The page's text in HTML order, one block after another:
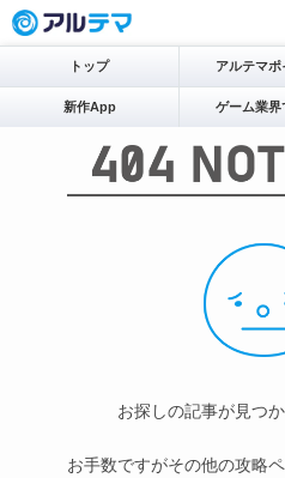
トップ アルテマポ
新作App ゲーム業界
お探しの記事が見つ
お手数ですがその他の攻略